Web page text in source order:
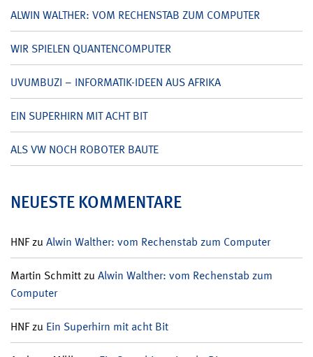
ALWIN WALTHER: VOM RECHENSTAB ZUM COMPUTER
WIR SPIELEN QUANTENCOMPUTER
UVUMBUZI – INFORMATIK-IDEEN AUS AFRIKA
EIN SUPERHIRN MIT ACHT BIT
ALS VW NOCH ROBOTER BAUTE
NEUESTE KOMMENTARE
HNFzu Alwin Walther: vom Rechenstab zum Computer
Martin Schmittzu Alwin Walther: vom Rechenstab zum
Computer
HNFzu Ein Superhirn mit acht Bit